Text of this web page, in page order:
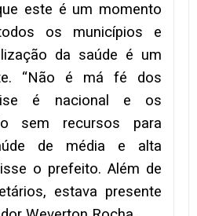
este é um momento
os municípios e
da saúde é um
“Não é má fé dos
é nacional e os
sem recursos para
de média e alta
o prefeito. Além de
estava presente